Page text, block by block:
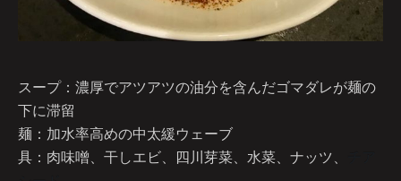
スープ：濃厚でアツアツの油分を含んだゴマダレが麺の
下に滞留
麺：加水率高めの中太緩ウェーブ
具：肉味噌、干しエビ、四川芽菜、水菜、ナッツ、